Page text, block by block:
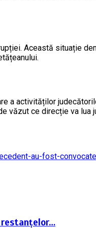
Această situație
a activităților
văzut ce direcție va lua
au-fost-
restanțelor…